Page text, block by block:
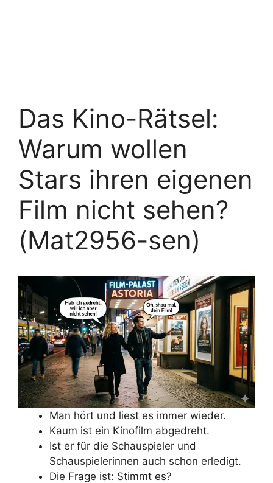
Das Kino-Rätsel:
Warum wollen
Stars ihren eigenen
Film nicht sehen?
(Mat2956-sen)
Man hört und liest es immer wieder.
Kaum ist ein Kinofilm abgedreht.
Ist er für die Schauspieler und
Schauspielerinnen auch schon erledigt.
Die Frage ist: Stimmt es?